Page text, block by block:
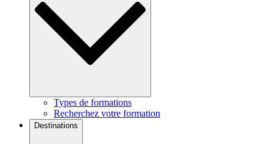
Types de formations
Recherchez votre formation
Destinations